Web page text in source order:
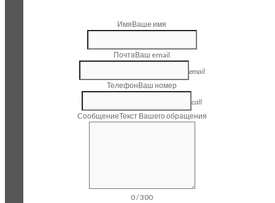
ИмяВаше имя
ПочтаВаш email
email
ТелефонВаш номер
call
СообщениеТекст Вашего обращения
0/300